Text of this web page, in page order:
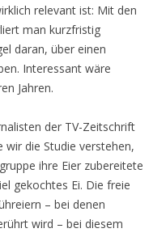
relevant ist: Mit den
man kurzfristig
daran, über einen
Interessant wäre
Jahren.
der TV-Zeitschrift
wir die Studie verstehen,
ihre Eier zubereitete
gekochtes Ei. Die freie
– bei denen
wird – bei diesem